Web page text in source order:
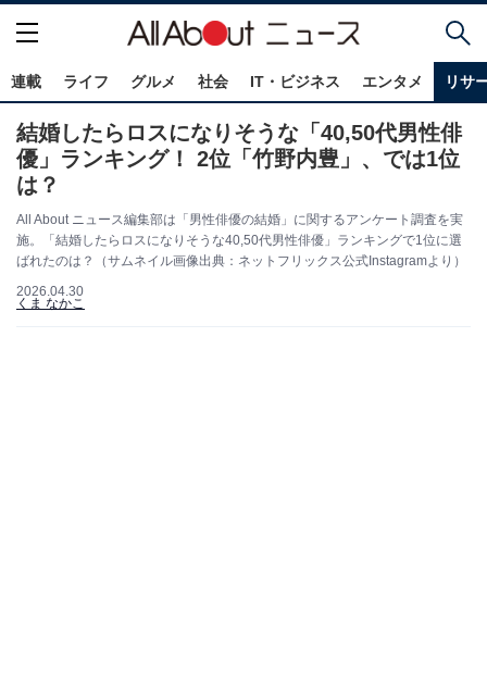
連載 ライフ グルメ 社会 IT・ビジネス エンタメ リサ
結婚したらロスになりそうな「40,50代男性俳
優」ランキング！ 2位「竹野内豊」、では1位
は？
All About ニュース編集部は「男性俳優の結婚」に関するアンケート調査を実
施。「結婚したらロスになりそうな40,50代男性俳優」ランキングで1位に選
ばれたのは？（サムネイル画像出典：ネットフリックス公式Instagramより）
2026.04.30
くま なかこ